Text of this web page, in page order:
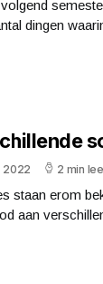
dingen
2022 2 min
staan erom
aan